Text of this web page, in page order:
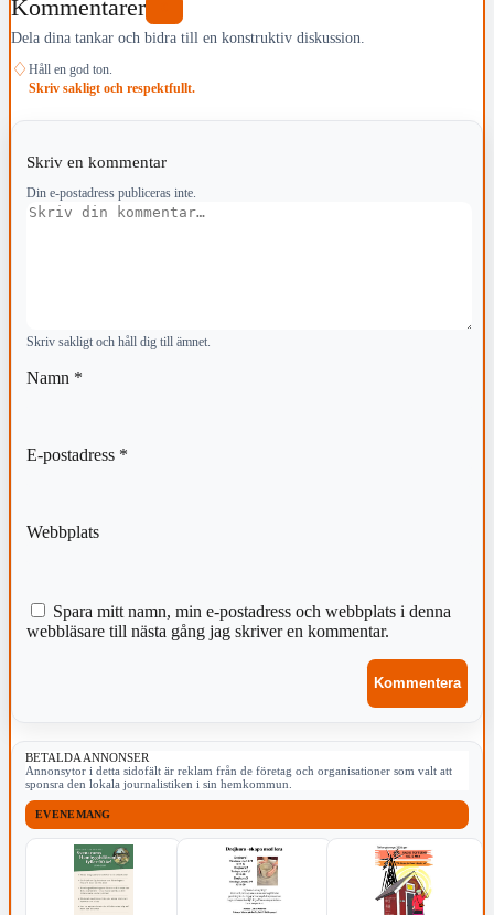
Kommentarer
Dela dina tankar och bidra till en konstruktiv diskussion.
♢ Håll en god ton.
Skriv sakligt och respektfullt.
Skriv en kommentar
Din e-postadress publiceras inte.
Kommentar
Skriv sakligt och håll dig till ämnet.
Namn *
E-postadress *
Webbplats
Spara mitt namn, min e-postadress och webbplats i denna
webbläsare till nästa gång jag skriver en kommentar.
BETALDA ANNONSER
Annonsytor i detta sidofält är reklam från de företag och organisationer som valt att
sponsra den lokala journalistiken i sin hemkommun.
EVENEMANG